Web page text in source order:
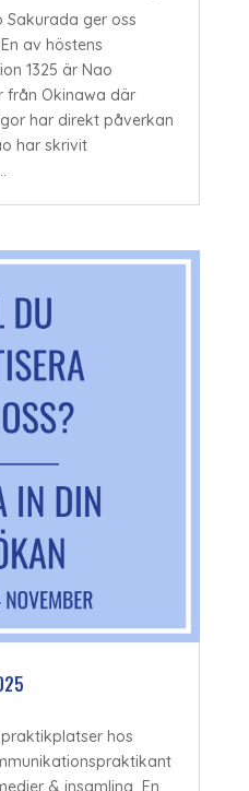
Sakurada ger oss
av höstens
1325 är Nao
från Okinawa där
har direkt påverkan
har skrivit
hos
& insamling En